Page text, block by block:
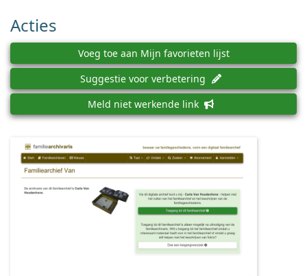
Acties
Voeg toe aan Mijn favorieten lijst
Suggestie voor verbetering
Meld niet werkende link